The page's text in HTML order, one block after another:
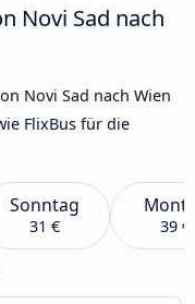
Novi Sad nach
Novi Sad nach Wien
FlixBus für die
Sonntag
31 € 39 €